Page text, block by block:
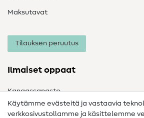
Maksutavat
Tilauksen peruutus
Ilmaiset oppaat
Kangassanasto
Ompelusanasto
Käytämme evästeitä ja vastaavia
verkkosivustollamme ja käsittelemme